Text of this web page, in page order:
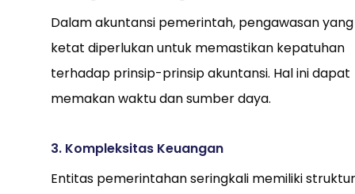
Dalam akuntansi pemerintah, pengawasan yang
ketat diperlukan untuk memastikan kepatuhan
terhadap prinsip-prinsip akuntansi. Hal ini dapat
memakan waktu dan sumber daya.
3. Kompleksitas Keuangan
Entitas pemerintahan seringkali memiliki struktur